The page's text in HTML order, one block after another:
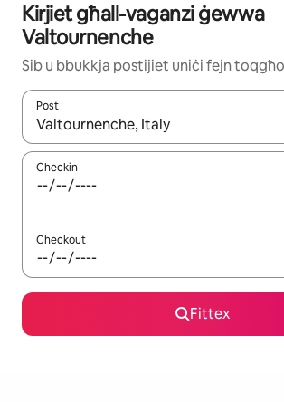
Kirjiet għall-vaganzi ġewwa
Valtournenche
Sib u bbukkja postijiet uniċi fejn
Post
Meta r-riżultati jkunu disponibbli, tista'
Checkin
Checkout
Fittex